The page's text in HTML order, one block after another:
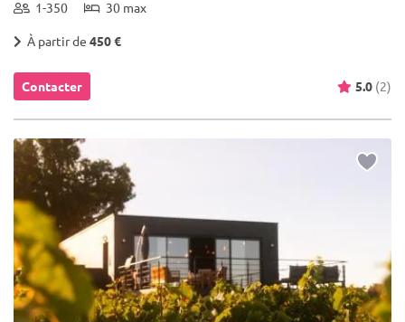
1-350 30 max
À partir de 450 €
Contacter 5.0 (2)